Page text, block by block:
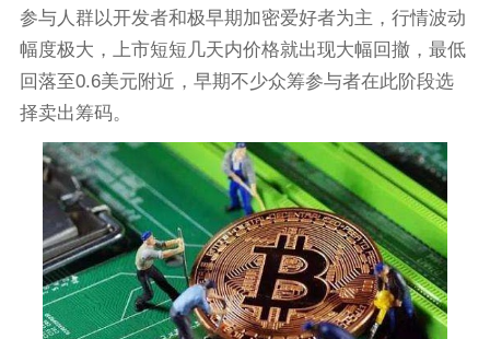
参与人群以开发者和极早期加密爱好者为主，行情波动
幅度极大，上市短短几天内价格就出现大幅回撤，最低
回落至0.6美元附近，早期不少众筹参与者在此阶段选
择卖出筹码。